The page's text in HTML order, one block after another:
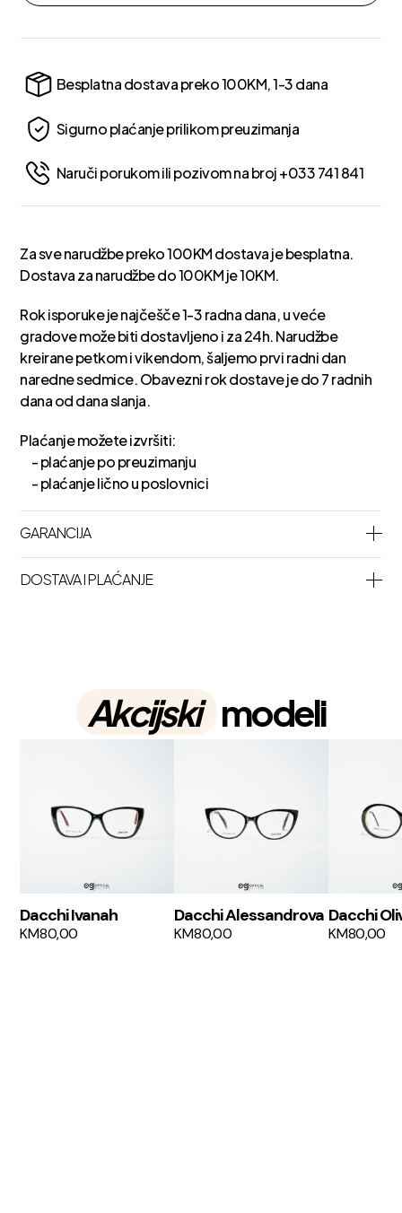
Besplatna dostava preko 100KM, 1-3 dana
Sigurno plaćanje prilikom preuzimanja
Naruči porukom ili pozivom na broj +033 741 841
Za sve narudžbe preko 100KM dostava je besplatna.
Dostava za narudžbe do 100KM je 10KM.
Rok isporuke je najčešče 1-3 radna dana, u veće
gradove može biti dostavljeno i za 24h. Narudžbe
kreirane petkom i vikendom, šaljemo prvi radni dan
naredne sedmice. Obavezni rok dostave je do 7 radnih
dana od dana slanja.
Plaćanje možete izvršiti:
- plaćanje po preuzimanju
- plaćanje lično u poslovnici
GARANCIJA
DOSTAVA I PLAĆANJE
Akcijski modeli
Dacchi Ivanah
KM80,00
Dacchi Alessandrova
KM80,00
Dacchi
KM80,00